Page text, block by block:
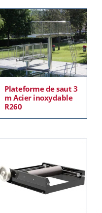
Plateforme de saut 3
m Acier inoxydable
R260